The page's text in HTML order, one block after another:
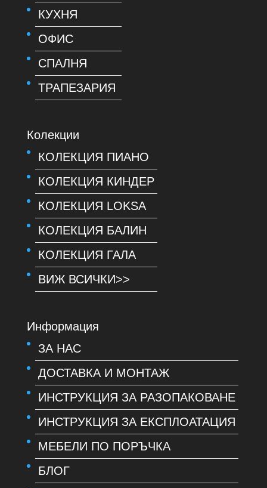
КУХНЯ
ОФИС
СПАЛНЯ
ТРАПЕЗАРИЯ
Колекции
КОЛЕКЦИЯ ПИАНО
КОЛЕКЦИЯ КИНДЕР
КОЛЕКЦИЯ LOKSA
КОЛЕКЦИЯ БАЛИН
КОЛЕКЦИЯ ГАЛА
ВИЖ ВСИЧКИ>>
Информация
ЗА НАС
ДОСТАВКА И МОНТАЖ
ИНСТРУКЦИЯ ЗА РАЗОПАКОВАНЕ
ИНСТРУКЦИЯ ЗА ЕКСПЛОАТАЦИЯ
МЕБЕЛИ ПО ПОРЪЧКА
БЛОГ